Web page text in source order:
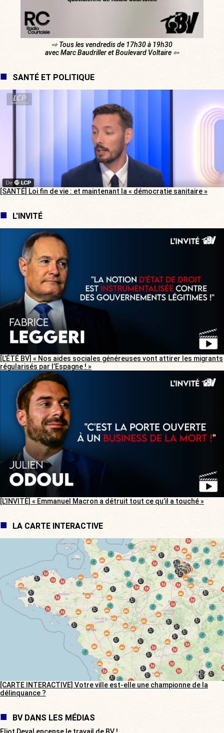
⇨ Tous les vendredis de 17h30 à 19h30
avec Marc Baudriller et Boulevard Voltaire ⇦
SANTÉ ET POLITIQUE
[SANTÉ] Loi fin de vie : et maintenant la « démocratie sanitaire »
L'INVITÉ
[L’ÉTÉ BV] « Nos aides sociales généreuses vont attirer les migrants
régularisés par l’Espagne ! »
[L’INVITÉ] « Emmanuel Macron a détruit tout ce qu’il a touché »
LA CARTE INTERACTIVE
[CARTE INTERACTIVE] Votre ville est-elle une championne de la
délinquance ?
BV DANS LES MÉDIAS